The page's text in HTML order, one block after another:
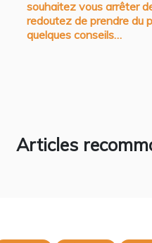
d’article
souhaitez vous arrêter
redoutez de prendre du
quelques conseils…
Articles